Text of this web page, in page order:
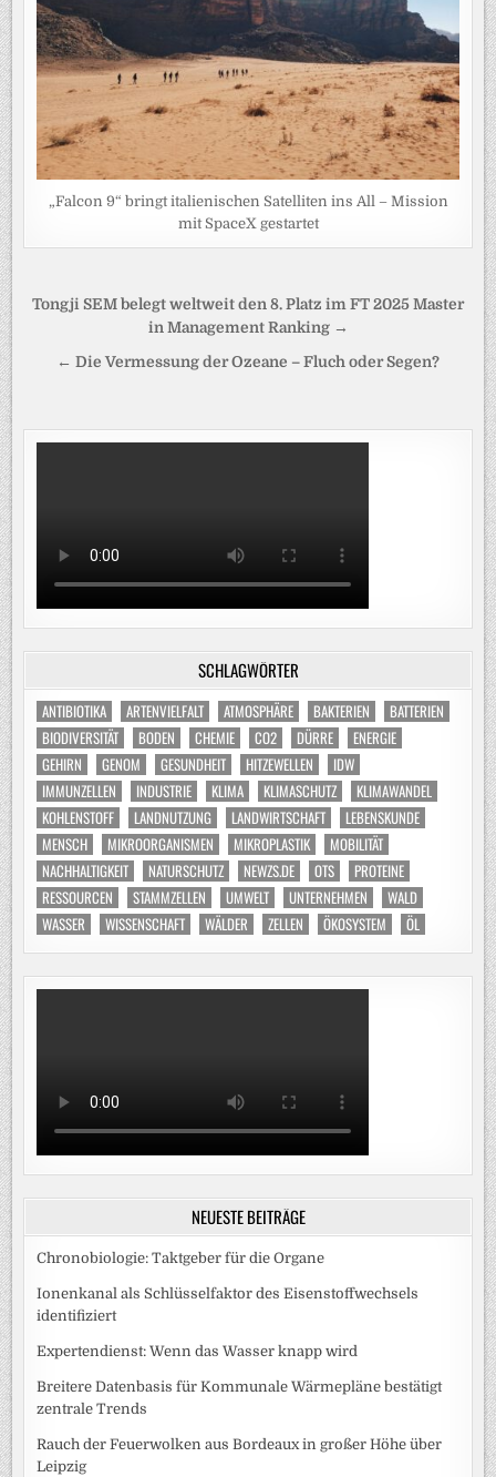
„Falcon 9“ bringt italienischen Satelliten ins All – Mission
mit SpaceX gestartet
Beitragsnavigation
Tongji SEM belegt weltweit den 8. Platz im FT 2025 Master
in Management Ranking →
← Die Vermessung der Ozeane – Fluch oder Segen?
SCHLAGWÖRTER
ANTIBIOTIKA ARTENVIELFALT ATMOSPHÄRE BAKTERIEN
BATTERIEN
BIODIVERSITÄT
BODEN CHEMIE CO2 DÜRRE
ENERGIE
GEHIRN
GENOM GESUNDHEIT HITZEWELLEN
IDW
IMMUNZELLEN
INDUSTRIE KLIMA KLIMASCHUTZ
KLIMAWANDEL
KOHLENSTOFF
LANDNUTZUNG LANDWIRTSCHAFT
LEBENSKUNDE
MENSCH
MIKROORGANISMEN MIKROPLASTIK
MOBILITÄT
NACHHALTIGKEIT
NATURSCHUTZ NEWZS.DE OTS
PROTEINE
RESSOURCEN
STAMMZELLEN UMWELT UNTERNEHMEN
WALD
WASSER
WISSENSCHAFT WÄLDER ZELLEN ÖKOSYSTEM ÖL
NEUESTE BEITRÄGE
Chronobiologie: Taktgeber für die Organe
Ionenkanal als Schlüsselfaktor des Eisenstoffwechsels
identifiziert
Expertendienst: Wenn das Wasser knapp wird
Breitere Datenbasis für Kommunale Wärmepläne bestätigt
zentrale Trends
Rauch der Feuerwolken aus Bordeaux in großer Höhe über
Leipzig